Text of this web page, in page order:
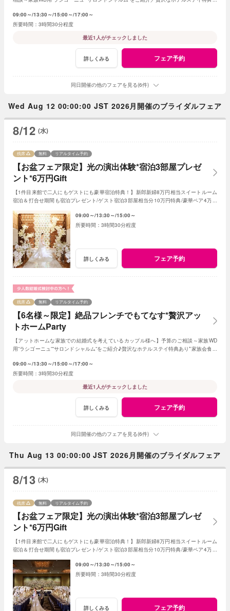
09:00～ 13:30～ 15:00～ 17:00～
3時間30分程度
最近1人がチェックしました
詳しくみる フェア予約
同日開催の他のフェアを見る(6件)
Wed Aug 12 00:00:00 JST 2026月開催のブライダルフェア
8/12 (水)
【お盆フェア限定】光の演出体験*宿泊3部屋プレゼ
ント*6万円Gift
残席 無料 リアルタイム予約
【1件目来館で二人にもゲストにも豪華宿泊特典！】新郎新婦8万円相当スイートルーム
宿泊＆打合せ期間も宿泊プレゼント/ゲスト宿泊3部屋相当分10万円特典/豪華ペア4万円
09:00～ 13:30～ 15:00～
3時間30分程度
詳しくみる フェア予約
【6名様～限定】絶品フレンチでもてなす*贅沢アッ
トホームParty
残席 無料 リアルタイム予約
【アットホームな家族での結婚式を考えているカップル様へ】予算のご相談～家族WD
用”ラシゴーニュ””サロンドシャルム”をご紹介♪贅沢なホテルステイ特典あり*家族会食を
09:00～ 13:30～ 15:00～ 17:00～
3時間30分程度
最近1人がチェックしました
詳しくみる フェア予約
同日開催の他のフェアを見る(6件)
Thu Aug 13 00:00:00 JST 2026月開催のブライダルフェア
8/13 (木)
【お盆フェア限定】光の演出体験*宿泊3部屋プレゼ
ント*6万円Gift
残席 無料 リアルタイム予約
【1件目来館で二人にもゲストにも豪華宿泊特典！】新郎新婦8万円相当スイートルーム
宿泊＆打合せ期間も宿泊プレゼント/ゲスト宿泊3部屋相当分10万円特典/豪華ペア4万円
09:00～ 13:30～ 15:00～
3時間30分程度
詳しくみる フェア予約